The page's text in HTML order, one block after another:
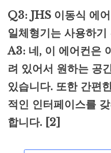
Q3: JHS 이동식 에
일체형기는 사용하기
A3: 네, 이 에어컨은
려 있어서 원하는 공
있습니다. 또한 간편
적인 인터페이스를
합니다. [2]